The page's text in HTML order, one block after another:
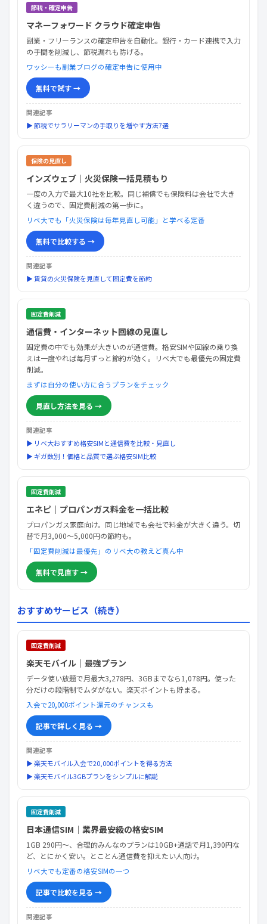
節税・確定申告
マネーフォワード クラウド確定申告
副業・フリーランスの確定申告を自動化。銀行・カード連携で入力
の手間を削減し、節税漏れも防げる。
ワッシーも副業ブログの確定申告に使用中
無料で試す →
関連記事
▶ 節税でサラリーマンの手取りを増やす方法7選
保険の見直し
インズウェブ｜火災保険一括見積もり
一度の入力で最大10社を比較。同じ補償でも保険料は会社で大き
く違うので、固定費削減の第一歩に。
リベ大でも「火災保険は毎年見直し可能」と学べる定番
無料で比較する →
関連記事
▶ 賃貸の火災保険を見直して固定費を節約
固定費削減
通信費・インターネット回線の見直し
固定費の中でも効果が大きいのが通信費。格安SIMや回線の乗り換
えは一度やれば毎月ずっと節約が効く。リベ大でも最優先の固定費
削減。
まずは自分の使い方に合うプランをチェック
見直し方法を見る →
関連記事
▶ リベ大おすすめ格安SIMと通信費を比較・見直し
▶ ギガ数別！価格と品質で選ぶ格安SIM比較
固定費削減
エネピ｜プロパンガス料金を一括比較
プロパンガス家庭向け。同じ地域でも会社で料金が大きく違う。切
替で月3,000〜5,000円の節約も。
「固定費削減は最優先」のリベ大の教えど真ん中
無料で見直す →
おすすめサービス（続き）
固定費削減
楽天モバイル｜最強プラン
データ使い放題で月最大3,278円、3GBまでなら1,078円。使った
分だけの段階制でムダがない。楽天ポイントも貯まる。
入会で20,000ポイント還元のチャンスも
記事で詳しく見る →
関連記事
▶ 楽天モバイル入会で20,000ポイントを得る方法
▶ 楽天モバイル3GBプランをシンプルに解説
固定費削減
日本通信SIM｜業界最安級の格安SIM
1GB 290円〜、合理的みんなのプランは10GB+通話で月1,390円な
ど、とにかく安い。とことん通信費を抑えたい人向け。
リベ大でも定番の格安SIMの一つ
記事で比較を見る →
関連記事